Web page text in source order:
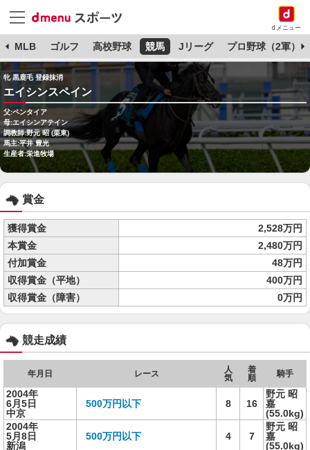
dメニュー
MLB ゴルフ 高校野球 競馬 Jリーグ プロ野球（2軍）
牝 黒鹿毛 登録抹消
エイシンスペイン
父:ペンタイア
母:エイシンアテイン
調教師:野元 昭 (栗東)
馬主:平井 豊光
生産者:栄進牧場
賞金
獲得賞金
2,528万円
本賞金
2,480万円
付加賞金
48万円
収得賞金（平地）
400万円
収得賞金（障害）
0万円
競走成績
年月日 レース
人
気
着
順
騎手
2004年
6月5日
中京
500万円以下 8 16
野元 昭
嘉
(55.0kg)
2004年
5月8日
新潟
500万円以下 4 7
野元 昭
嘉
(55.0kg)